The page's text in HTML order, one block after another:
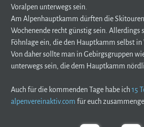
Voralpen unterwegs sein.
Am Alpenhauptkamm dürften die
Wochenende recht günstig sein. Allerdings
Föhnlage ein, die den Hauptkamm selbst
Von daher sollte man in Gebirgsgruppen
unterwegs sein, die dem Hauptkamm
Auch für die kommenden Tage habe ich15
alpenvereinaktiv.com für euch